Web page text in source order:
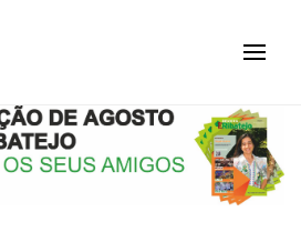
– REVISTA
ONLINE